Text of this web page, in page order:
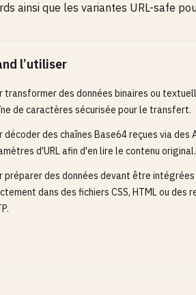
ainsi que les variantes URL-safe
l’utiliser
transformer des données binaires ou
de caractères sécurisée pour le transfert.
décoder des chaînes Base64 reçues via des
d'URL afin d'en lire le contenu original.
préparer des données devant être intégrées
dans des fichiers CSS, HTML ou des